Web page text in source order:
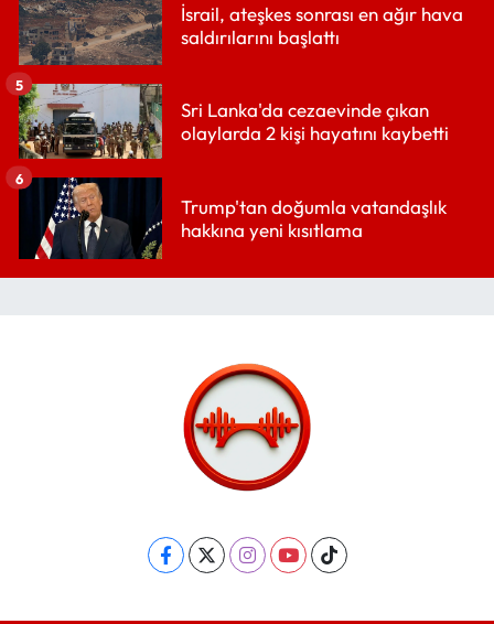
İsrail, ateşkes sonrası en ağır hava
saldırılarını başlattı
Sri Lanka'da cezaevinde çıkan
olaylarda 2 kişi hayatını kaybetti
5
Trump'tan doğumla vatandaşlık
hakkına yeni kısıtlama
6